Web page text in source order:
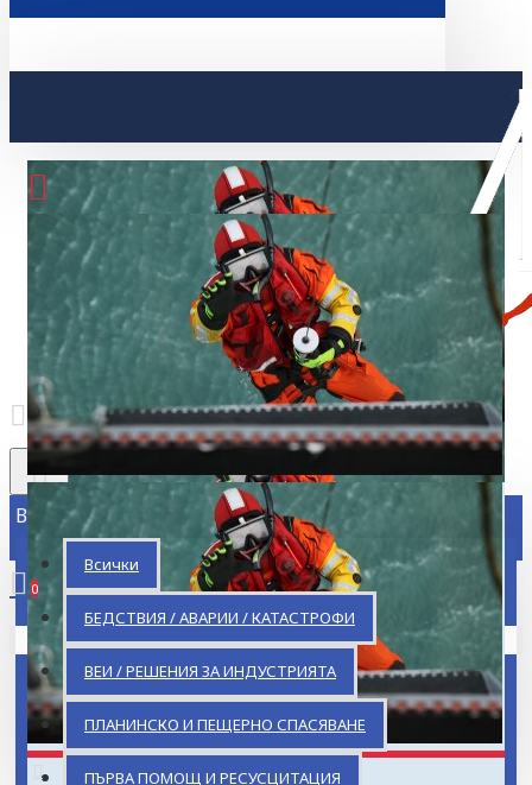
Всички
Всички
БЕДСТВИЯ / АВАРИИ / КАТАСТРОФИ
ВЕИ / РЕШЕНИЯ ЗА ИНДУСТРИЯТА
ПЛАНИНСКО И ПЕЩЕРНО СПАСЯВАНЕ
ПЪРВА ПОМОЩ И РЕСУСЦИТАЦИЯ
0
Кошницата ви е празна!